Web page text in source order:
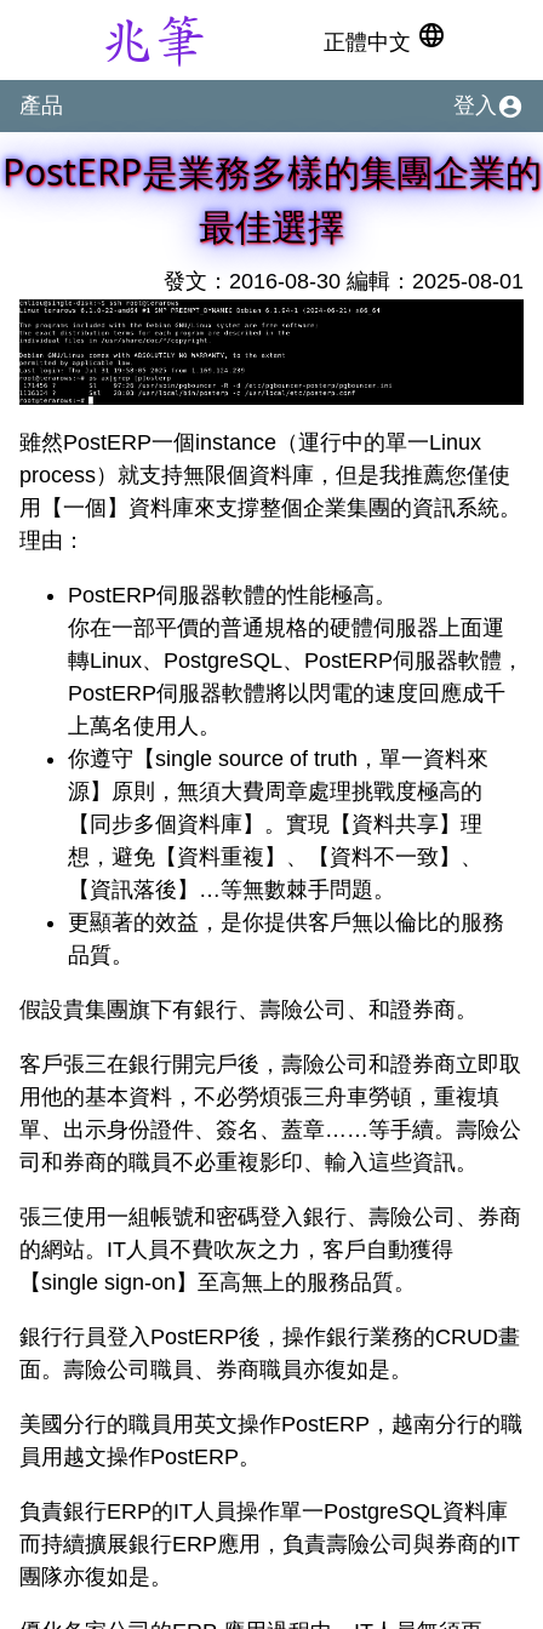
正體中文 language
產品 登入 account_circle
PostERP是業務多樣的集團企業的
最佳選擇
發文：2016-08-30 編輯：2025-08-01
雖然PostERP一個instance（運行中的單一Linux
process）就支持無限個資料庫，但是我推薦您僅使
用【一個】資料庫來支撐整個企業集團的資訊系統。
理由：
PostERP伺服器軟體的性能極高。
你在一部平價的普通規格的硬體伺服器上面運
轉Linux、PostgreSQL、PostERP伺服器軟體，
PostERP伺服器軟體將以閃電的速度回應成千
上萬名使用人。
你遵守【single source of truth，單一資料來
源】原則，無須大費周章處理挑戰度極高的
【同步多個資料庫】。實現【資料共享】理
想，避免【資料重複】、【資料不一致】、
【資訊落後】…等無數棘手問題。
更顯著的效益，是你提供客戶無以倫比的服務
品質。
假設貴集團旗下有銀行、壽險公司、和證券商。
客戶張三在銀行開完戶後，壽險公司和證券商立即取
用他的基本資料，不必勞煩張三舟車勞頓，重複填
單、出示身份證件、簽名、蓋章……等手續。壽險公
司和券商的職員不必重複影印、輸入這些資訊。
張三使用一組帳號和密碼登入銀行、壽險公司、券商
的網站。IT人員不費吹灰之力，客戶自動獲得
【single sign-on】至高無上的服務品質。
銀行行員登入PostERP後，操作銀行業務的CRUD畫
面。壽險公司職員、券商職員亦復如是。
美國分行的職員用英文操作PostERP，越南分行的職
員用越文操作PostERP。
負責銀行ERP的IT人員操作單一PostgreSQL資料庫
而持續擴展銀行ERP應用，負責壽險公司與券商的IT
團隊亦復如是。